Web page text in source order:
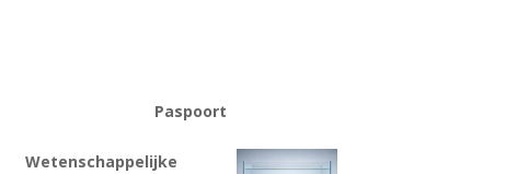
Paspoort
Wetenschappelijke